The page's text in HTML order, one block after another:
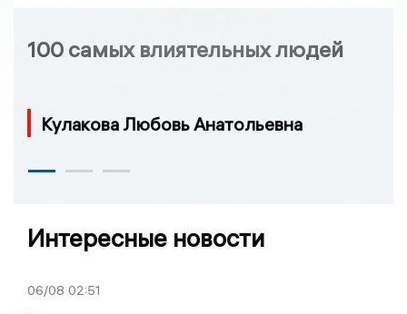
100 самых влиятельных людей
Кулакова Любовь Анатольевна
Интересные новости
06/08 02:51